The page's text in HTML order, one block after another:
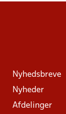
Nyhedsbreve
Nyheder
Afdelinger